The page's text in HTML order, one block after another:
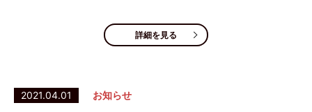
詳細を見る
2021.04.01 お知らせ